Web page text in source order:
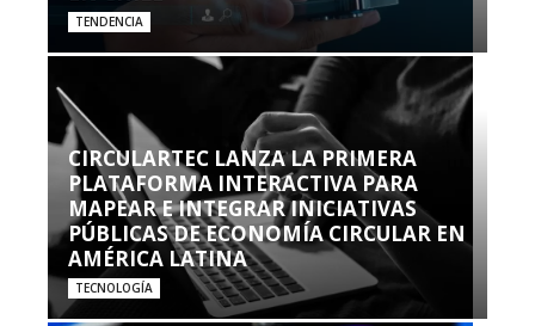
TENDENCIA
CIRCULARTEC LANZA LA PRIMERA
PLATAFORMA INTERACTIVA PARA
MAPEAR E INTEGRAR INICIATIVAS
PÚBLICAS DE ECONOMÍA CIRCULAR EN
AMÉRICA LATINA
TECNOLOGÍA